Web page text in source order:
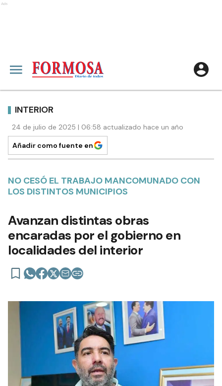
Ads
INTERIOR
24 de julio de 2025 | 06:58 actualizado hace un año
Añadir como fuente en
NO CESÓ EL TRABAJO MANCOMUNADO CON
LOS DISTINTOS MUNICIPIOS
Avanzan distintas obras
encaradas por el gobierno en
localidades del interior